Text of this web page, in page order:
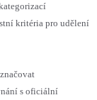
kritéria pro udělení
s oficiální